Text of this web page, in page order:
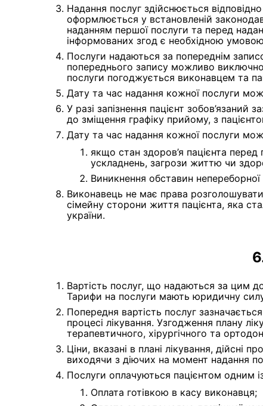
Надання послуг здійснюється
оформлюється у встановленій
наданням першої послуги та перед
інформованих згод є необхідною
Послуги надаються за попереднім
попереднього запису можливо виключно
послуги погоджується виконавцем та
Дату та час надання кожної послуги
У разі запізнення пацієнт зобов’язаний
до зміщення графіку прийому, з
Дату та час надання кожної послуги
якщо стан здоров’я пацієнта
ускладнень, загрози життю чи
Виникнення обставин
Виконавець не має права
сімейну сторони життя пацієнта, яка
україни.
Вартість послуг, що надаються за цим
Тарифи на послуги мають юридичну
Попередня вартість послуг
процесі лікування. Узгодження плану
терапевтичного, хірургічного та
Ціни, вказані в плані лікування, дійсні
виходячи з діючих на момент надання
Послуги оплачуються пацієнтом одним
Оплата готівкою в касу виконавця;